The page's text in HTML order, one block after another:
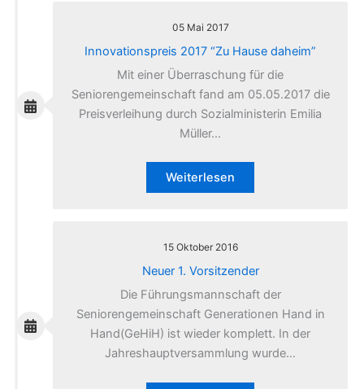
05 Mai 2017
Innovationspreis 2017 “Zu Hause daheim”
Mit einer Überraschung für die
Seniorengemeinschaft fand am 05.05.2017 die
Preisverleihung durch Sozialministerin Emilia
Müller…
Weiterlesen
15 Oktober 2016
Neuer 1. Vorsitzender
Die Führungsmannschaft der
Seniorengemeinschaft Generationen Hand in
Hand(GeHiH) ist wieder komplett. In der
Jahreshauptversammlung wurde…